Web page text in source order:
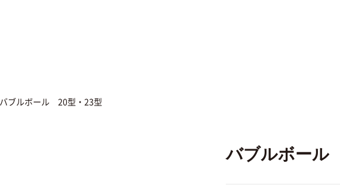
バブルボール 20型・23型
バブルボール